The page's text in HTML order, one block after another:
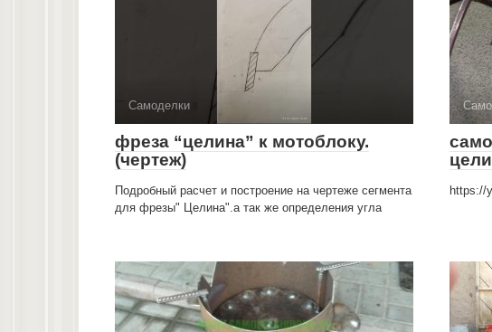
Самоделки
фреза “целина” к мотоблоку.
(чертеж)
Подробный расчет и построение на чертеже сегмента
для фрезы" Целина".а так же определения угла
https://